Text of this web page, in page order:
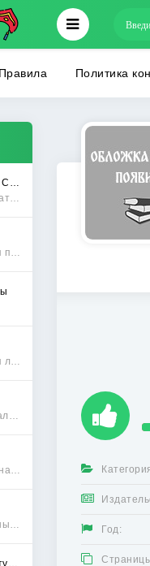
Правила Политика
Год: